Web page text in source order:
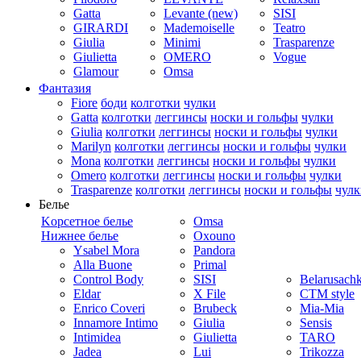
Gatta
GIRARDI
Giulia
Giulietta
Glamour
Levante (new)
Mademoiselle
Minimi
OMERO
Omsa
SISI
Teatro
Trasparenze
Vogue
Фантазия
Fiore боди колготки чулки
Gatta колготки леггинсы носки и гольфы чулки
Giulia колготки леггинсы носки и гольфы чулки
Marilyn колготки леггинсы носки и гольфы чулки
Mona колготки леггинсы носки и гольфы чулки
Omero колготки леггинсы носки и гольфы чулки
Trasparenze колготки леггинсы носки и гольфы
Белье
Kорсетное белье
Нижнее белье
Ysabel Mora
Alla Buone
Control Body
Eldar
Enrico Coveri
Innamore Intimo
Intimidea
Jadea
Omsa
Oxouno
Pandora
Primal
SISI
X File
Brubeck
Giulia
Giulietta
Lui
CTM style
Mia-Mia
Sensis
TARO
Trikozza